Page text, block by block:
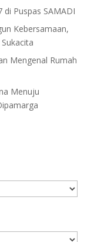
Puspas SAMADI
Kebersamaan,
Mengenal Rumah
Menuju